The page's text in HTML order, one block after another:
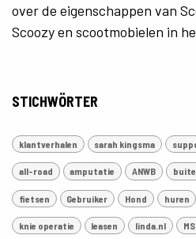
over de eigenschappen van
Scoozy en scootmobielen in
STICHWÖRTER
klantverhalen sarah kingsma
all-road amputatie ANWB
fietsen Gebruiker Hond huren
knie operatie leasen linda.nl